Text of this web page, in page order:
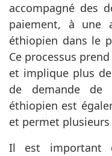
accompagné des
paiement, à une
éthiopien dans le
Ce processus
et implique plus
de demande de
éthiopien est
et permet
Il est important